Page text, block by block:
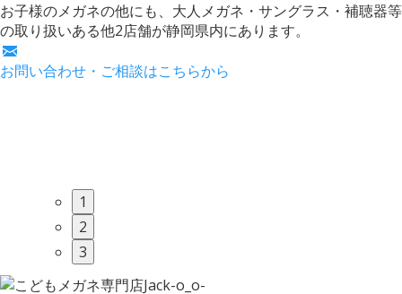
お子様のメガネの他にも、大人メガネ・サングラス・補聴器等
の取り扱いある他2店舗が静岡県内にあります。
お問い合わせ・ご相談はこちらから
1
2
3